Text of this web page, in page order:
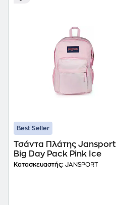
Best Seller
Τσάντα Πλάτης Jansport
Big Day Pack Pink Ice
Κατασκευαστής: JANSPORT